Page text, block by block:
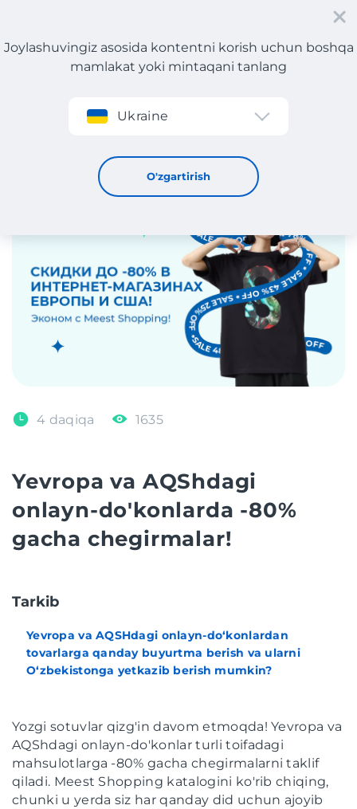
Roʻyxatdan oʻtish
Joylashuvingiz asosida kontentni korish uchun boshqa
mamlakat yoki mintaqani tanlang
Ukraine
O'zgartirish
Yevropa va AQShdagi onlayn-do'konlarda -80% gacha
chegirmalar!
4 daqiqa 1635
Yevropa va AQShdagi
onlayn-do'konlarda -80%
gacha chegirmalar!
Tarkib
Yevropa va AQSHdagi onlayn-do‘konlardan
tovarlarga qanday buyurtma berish va ularni
O‘zbekistonga yetkazib berish mumkin?
Yozgi sotuvlar qizg'in davom etmoqda! Yevropa va
AQShdagi onlayn-do'konlar turli toifadagi
mahsulotlarga -80% gacha chegirmalarni taklif
qiladi. Meest Shopping katalogini ko'rib chiqing,
chunki u yerda siz har qanday did uchun ajoyib